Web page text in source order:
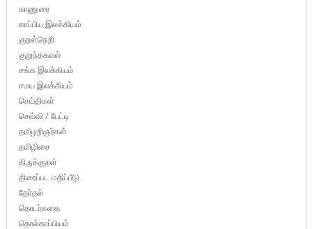
காணுரை
காப்பிய இலக்கியம்
குறள்நெறி
குறுந்தகவல்
சங்க இலக்கியம்
சமய இலக்கியம்
செய்திகள்
செவ்வி / பேட்டி
தமிழறிஞர்கள்
தமிழிசை
திருக்குறள்
திரைப்பட மதிப்பீடு
தேர்தல்
தொடர்கதை
தொல்காப்பியம்